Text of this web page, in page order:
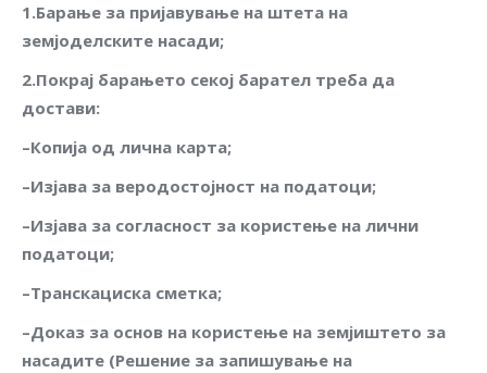
1.Барање за пријавување на штета на
земјоделските насади;
2.Покрај барањето секој барател треба да
достави:
–Копија од лична карта;
–Изјава за веродостојност на податоци;
–Изјава за согласност за користење на лични
податоци;
–Транскациска сметка;
–Доказ за основ на користење на земјиштето за
насадите (Решение за запишување на